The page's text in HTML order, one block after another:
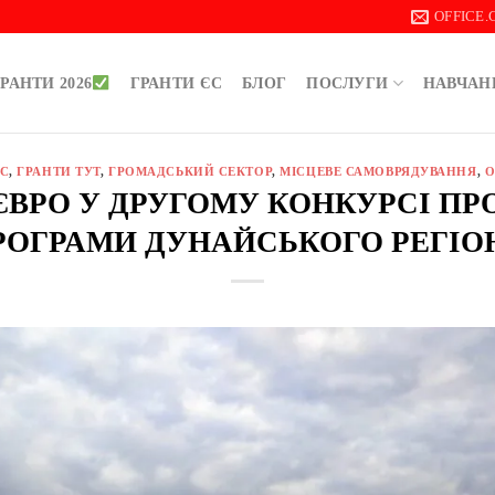
2026 ГРАНТИ ЄС БЛОГ ПОСЛУГИ
,ГРАНТИ ТУТ,ГРОМАДСЬКИЙ СЕКТОР,МІСЦЕВЕ САМОВРЯДУВАННЯ,
У ДРУГОМУ КОНКУРСІ
ДУНАЙСЬКОГО